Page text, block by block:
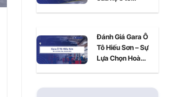
Đánh Giá Gara Ô
Tô Hiếu Sơn – Sự
Lựa Chọn Hoàn